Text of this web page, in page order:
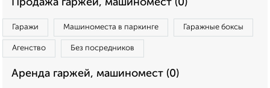
Продажа гаржей, машиномест (0)
Гаражи Машиноместа в паркинге Гаражные боксы
Агенство Без посредников
Аренда гаржей, машиномест (0)